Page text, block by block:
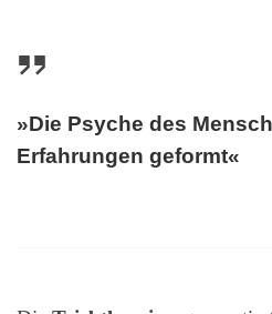
»Die Psyche des
Erfahrungen geformt«